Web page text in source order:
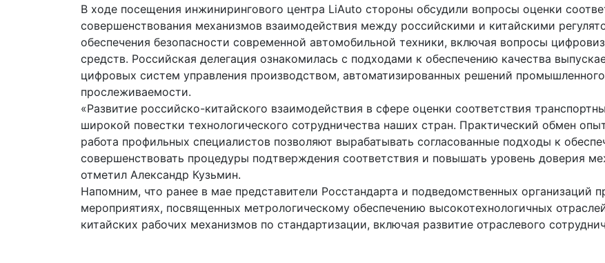
В ходе посещения инжинирингового центра LiAuto стороны обсудили вопросы оценки
совершенствования механизмов взаимодействия между российскими и китайскими
обеспечения безопасности современной автомобильной техники, включая вопросы
средств. Российская делегация ознакомилась с подходами к обеспечению качества
цифровых систем управления производством, автоматизированных решений
прослеживаемости.
«Развитие российско-китайского взаимодействия в сфере оценки соответствия
широкой повестки технологического сотрудничества наших стран. Практический обмен
работа профильных специалистов позволяют вырабатывать согласованные подходы к
совершенствовать процедуры подтверждения соответствия и повышать уровень доверия
отметил Александр Кузьмин.
Напомним, что ранее в мае представители Росстандарта и подведомственных организаций
мероприятиях, посвященных метрологическому обеспечению высокотехнологичных
китайских рабочих механизмов по стандартизации, включая развитие отраслевого